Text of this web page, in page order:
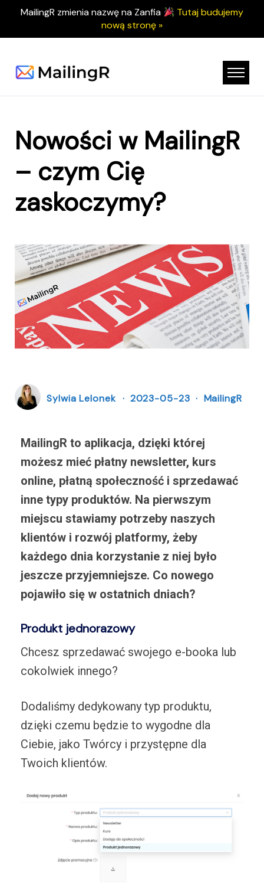
MailingR zmienia nazwę na Zanfia
Tutaj budujemy
nową stronę »
Nowości w MailingR
– czym Cię
zaskoczymy?
Sylwia Lelonek 2023-05-23 MailingR
MailingR to aplikacja, dzięki której
możesz mieć płatny newsletter, kurs
online, płatną społeczność i sprzedawać
inne typy produktów. Na pierwszym
miejscu stawiamy potrzeby naszych
klientów i rozwój platformy, żeby
każdego dnia korzystanie z niej było
jeszcze przyjemniejsze. Co nowego
pojawiło się w ostatnich dniach?
Produkt jednorazowy
Chcesz sprzedawać swojego e-booka lub
cokolwiek innego?
Dodaliśmy dedykowany typ produktu,
dzięki czemu będzie to wygodne dla
Ciebie, jako Twórcy i przystępne dla
Twoich klientów.